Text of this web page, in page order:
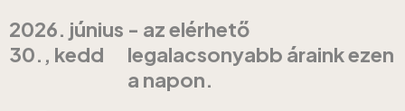
2026. június
30., kedd
- az elérhető
legalacsonyabb áraink ezen
a napon.